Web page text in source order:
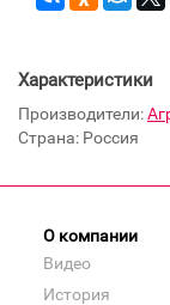
Характеристики
Производители:
Страна: Россия
О компании
Видео
История